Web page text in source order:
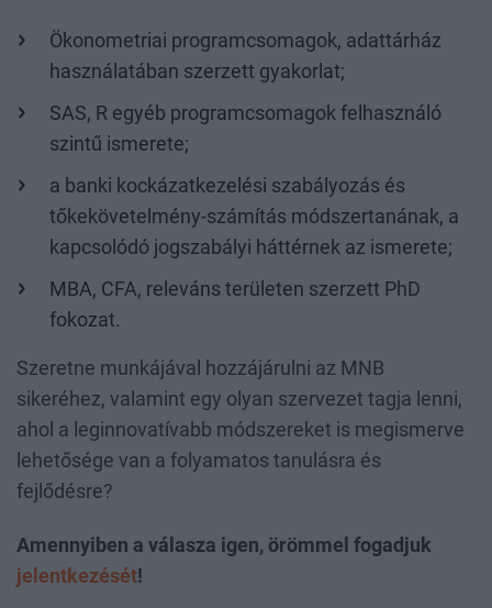
Ökonometriai programcsomagok, adattárház
használatában szerzett gyakorlat;
SAS, R egyéb programcsomagok felhasználó
szintű ismerete;
a banki kockázatkezelési szabályozás és
tőkekövetelmény-számítás módszertanának, a
kapcsolódó jogszabályi háttérnek az ismerete;
MBA, CFA, releváns területen szerzett PhD
fokozat.
Szeretne munkájával hozzájárulni az MNB
sikeréhez, valamint egy olyan szervezet tagja lenni,
ahol a leginnovatívabb módszereket is megismerve
lehetősége van a folyamatos tanulásra és
fejlődésre?
Amennyiben a válasza igen, örömmel fogadjuk
jelentkezését!